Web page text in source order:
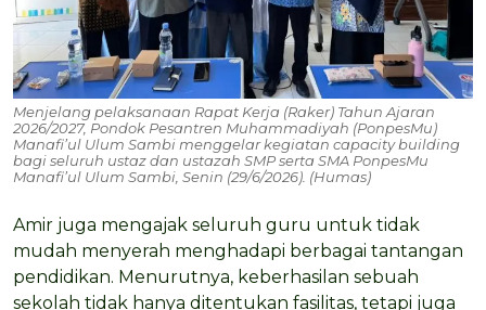
Menjelang pelaksanaan Rapat Kerja (Raker) Tahun Ajaran
2026/2027, Pondok Pesantren Muhammadiyah (PonpesMu)
Manafi’ul Ulum Sambi menggelar kegiatan capacity building
bagi seluruh ustaz dan ustazah SMP serta SMA PonpesMu
Manafi’ul Ulum Sambi, Senin (29/6/2026). (Humas)
Amir juga mengajak seluruh guru untuk tidak
mudah menyerah menghadapi berbagai tantangan
pendidikan. Menurutnya, keberhasilan sebuah
sekolah tidak hanya ditentukan fasilitas, tetapi juga